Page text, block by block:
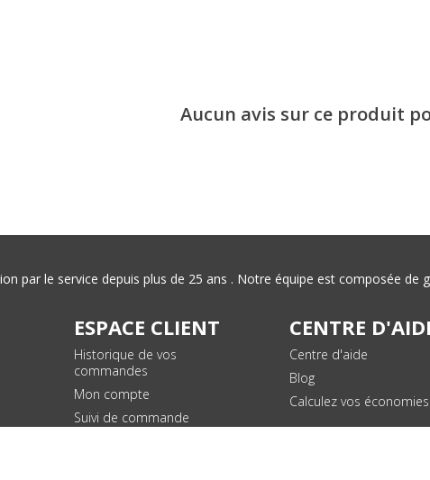
Aucun avis sur ce produit
par le service depuis plus de 25 ans . Notre équipe est composée de
ESPACE CLIENT
Historique de vos
commandes
Mon compte
Suivi de commande
CENTRE
Centre d'aide
Blog
Calculez vos économies